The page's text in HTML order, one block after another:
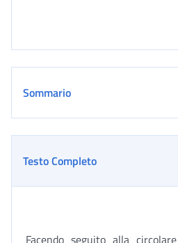
Sommario
Testo Completo
Facendo seguito alla